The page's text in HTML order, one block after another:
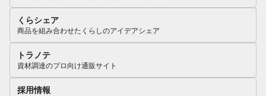
くらシェア
商品を組み合わせたくらしのアイデアシェア
トラノテ
資材調達のプロ向け通販サイト
採用情報